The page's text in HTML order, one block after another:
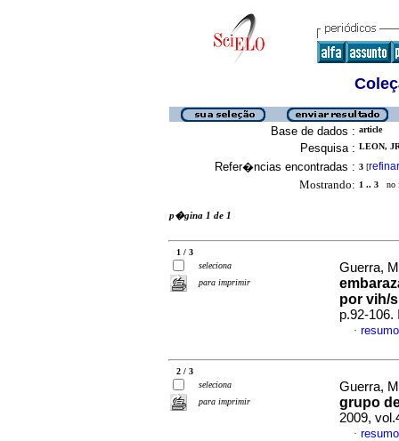
Base de dados : article
Pesquisa : LEON,
Refer�ncias encontradas : 3 [refinar
Mostrando: 1 .. 3 no
p�gina 1 de 1
1 / 3
seleciona
para imprimir
Guerra,
por vih/
p.92-106.
·
2 / 3
seleciona
para imprimir
Guerra,
grupo
2009,
·